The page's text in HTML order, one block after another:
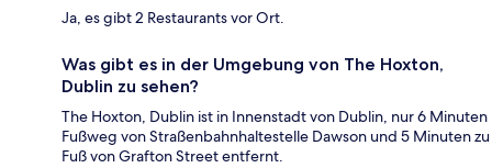
Ja, es gibt 2 Restaurants vor Ort.
Was gibt es in der Umgebung von The Hoxton,
Dublin zu sehen?
The Hoxton, Dublin ist in Innenstadt von Dublin, nur 6 Minuten
Fußweg von Straßenbahnhaltestelle Dawson und 5 Minuten zu
Fuß von Grafton Street entfernt.